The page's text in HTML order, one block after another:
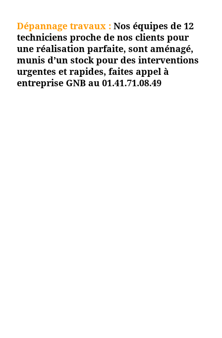
Dépannage travaux : Nos équipes de 12
techniciens proche de nos clients pour
une réalisation parfaite, sont aménagé,
munis d’un stock pour des interventions
urgentes et rapides, faites appel à
entreprise GNB au 01.41.71.08.49